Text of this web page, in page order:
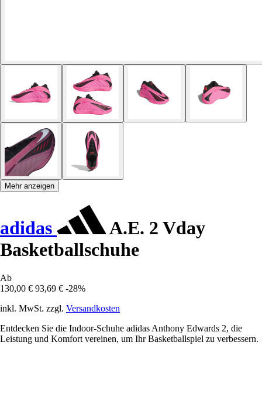
Mehr anzeigen
adidas
A.E. 2 Vday
Basketballschuhe
Ab
130,00 € 93,69 € -28%
inkl. MwSt. zzgl. Versandkosten
Entdecken Sie die Indoor-Schuhe adidas Anthony Edwards 2, die
Leistung und Komfort vereinen, um Ihr Basketballspiel zu verbessern.